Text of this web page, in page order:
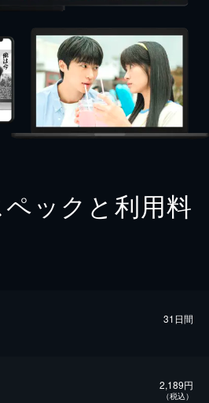
ックと利用料
31日間
2,189円
（税込）